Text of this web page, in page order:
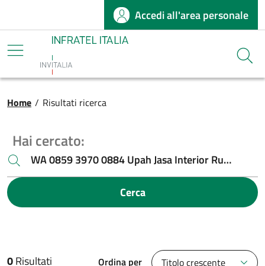
Salta al contenuto principaleAccedi all'area personale
Infratel
Briciole di pane
Home / Risultati ricerca
Hai cercato:
Cerca
0Risultati Ordina per Titolo crescente